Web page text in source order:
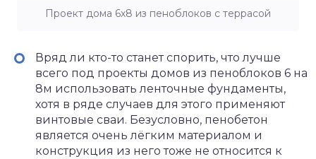
Проект дома 6х8 из пеноблоков с террасой
Вряд ли кто-то станет спорить, что лучше
всего под проекты домов из пеноблоков 6 на
8м использовать ленточные фундаменты,
хотя в ряде случаев для этого применяют
винтовые сваи. Безусловно, пенобетон
является очень лёгким материалом и
конструкция из него тоже не относится к